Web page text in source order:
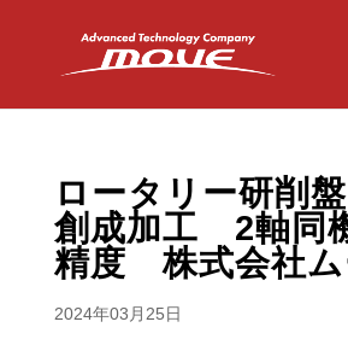
ロータリー研削
創成加工 2軸同
精度 株式会社ム
2024年03月25日